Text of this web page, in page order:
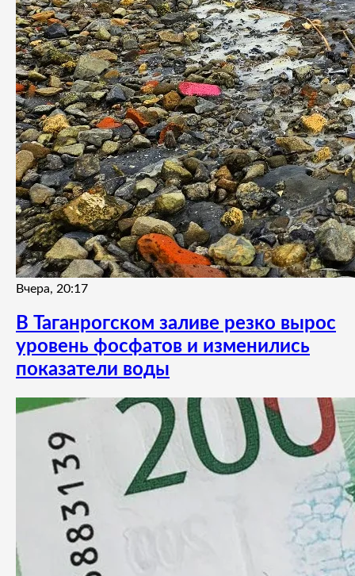
Вчера, 20:17
В Таганрогском заливе резко вырос
уровень фосфатов и изменились
показатели воды